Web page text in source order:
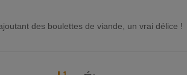
des boulettes de viande, un vrai délice !